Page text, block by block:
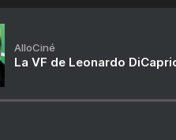
AlloCiné
La VF de Leonardo